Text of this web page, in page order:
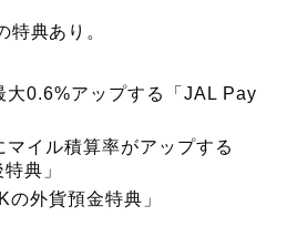
特典あり。
大0.6%アップする「JAL Pay
マイル積算率がアップする
典」
の外貨預金特典」